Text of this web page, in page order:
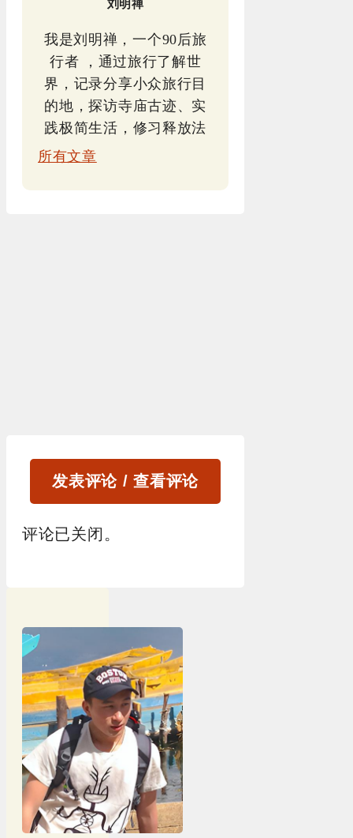
刘明禅
我是刘明禅，一个90后旅
行者 ，通过旅行了解世
界，记录分享小众旅行目
的地，探访寺庙古迹、实
践极简生活，修习释放法
所有文章
发表评论 / 查看评论
评论已关闭。